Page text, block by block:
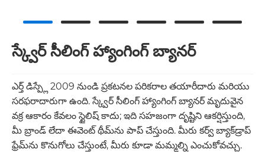
స్క్వేర్ సీలింగ్ హ్యాంగింగ్ బ్యానర్
ఎర్త్ డిస్ప్లే 2009 నుండి ప్రకటనల పరికరాల తయారీదారు మరియు
సరఫరాదారుగా ఉంది. స్క్వేర్ సీలింగ్ హ్యాంగింగ్ బ్యానర్ మృదువైన
వక్ర ఆకారం కేవలం స్టైలిష్ కాదు; ఇది సహజంగా దృష్టిని ఆకర్షిస్తుంది,
మీ బ్రాండ్ లేదా ఈవెంట్ థీమ్‌ను పాప్ చేస్తుంది. మీరు కర్వ్ బ్యాక్‌డ్రాప్
ఫ్రేమ్‌ను కొనుగోలు చేస్తుంటే, మీరు కూడా మమ్మల్ని ఎంచుకోవచ్చు.